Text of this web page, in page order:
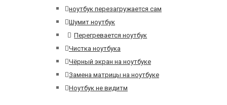
ноутбук перезагружается сам
Шумит ноутбук
Перегревается ноутбук
Чистка ноутбука
Чёрный экран на ноутбуке
Замена матрицы на ноутбуке
Ноутбук не видитм